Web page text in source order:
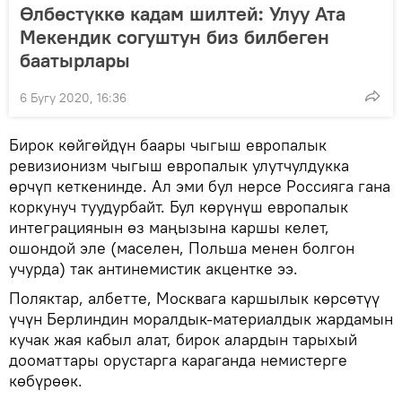
Өлбөстүккө кадам шилтей: Улуу Ата
Мекендик согуштун биз билбеген
баатырлары
6 Бугу 2020, 16:36
Бирок көйгөйдүн баары чыгыш европалык
ревизионизм чыгыш европалык улутчулдукка
өрчүп кеткенинде. Ал эми бул нерсе Россияга гана
коркунуч туудурбайт. Бул көрүнүш европалык
интеграциянын өз маңызына каршы келет,
ошондой эле (маселен, Польша менен болгон
учурда) так антинемистик акцентке ээ.
Поляктар, албетте, Москвага каршылык көрсөтүү
үчүн Берлиндин моралдык-материалдык жардамын
кучак жая кабыл алат, бирок алардын тарыхый
дооматтары орустарга караганда немистерге
көбүрөөк.